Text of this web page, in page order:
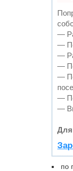
—
—
—
—
—
—
—
Для
по